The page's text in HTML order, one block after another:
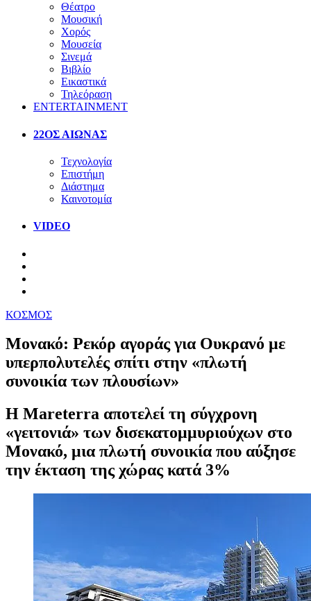
Θέατρο
Μουσική
Χορός
Μουσεία
Σινεμά
Βιβλίο
Εικαστικά
Τηλεόραση
ENTERTAINMENT
22ΟΣ ΑΙΩΝΑΣ
Τεχνολογία
Επιστήμη
Διάστημα
Καινοτομία
VIDEO
ΚΟΣΜΟΣ
Μονακό: Ρεκόρ αγοράς για Ουκρανό με
υπερπολυτελές σπίτι στην «πλωτή
συνοικία των πλουσίων»
Η Mareterra αποτελεί τη σύγχρονη
«γειτονιά» των δισεκατομμυριούχων στο
Μονακό, μια πλωτή συνοικία που αύξησε
την έκταση της χώρας κατά 3%